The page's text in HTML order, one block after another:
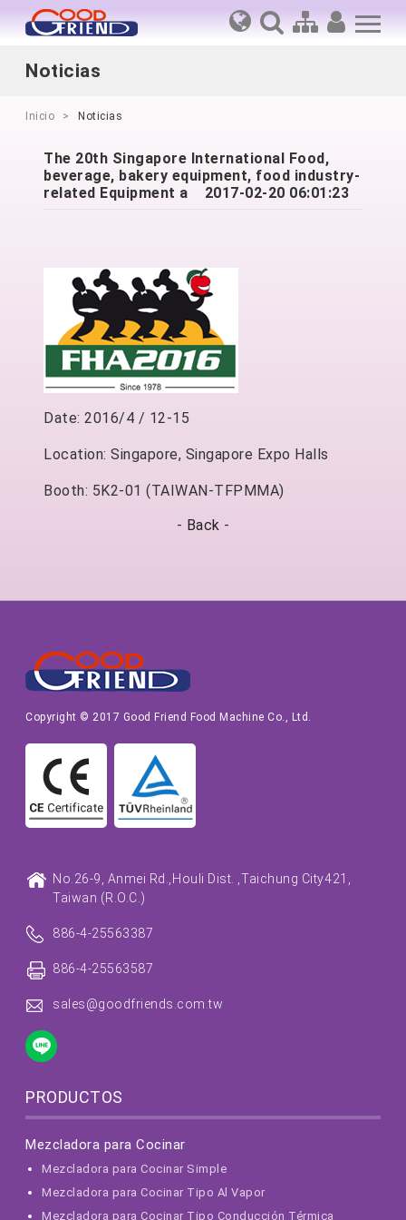
Noticias
Inicio Noticias
The 20th Singapore International Food,
beverage, bakery equipment, food industry-
related Equipment a 2017-02-20 06:01:23
Date: 2016/4 / 12-15
Location: Singapore, Singapore Expo Halls
Booth: 5K2-01 (TAIWAN-TFPMMA)
- Back -
Copyright © 2017 Good Friend Food Machine Co., Ltd.
No.26-9, Anmei Rd.,Houli Dist. , Taichung City421,
Taiwan (R.O.C.)
886-4-25563387
886-4-25563587
sales@goodfriends.com.tw
PRODUCTOS
Mezcladora para Cocinar
Mezcladora para Cocinar Simple
Mezcladora para Cocinar Tipo Al Vapor
Mezcladora para Cocinar Tipo Conducción Térmica